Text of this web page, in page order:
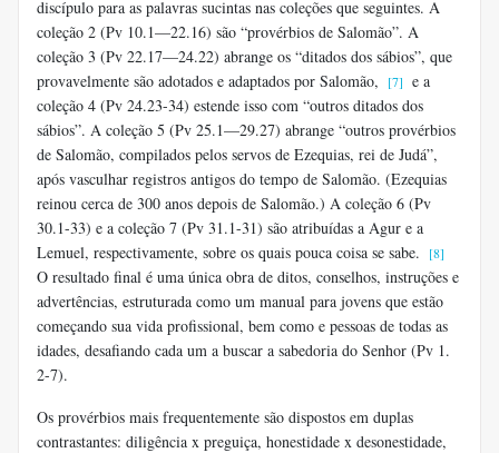
discípulo para as palavras sucintas nas coleções que seguintes. A
coleção 2 (Pv 10.1—22.16) são “provérbios de Salomão”. A
coleção 3 (Pv 22.17—24.22) abrange os “ditados dos sábios”, que
provavelmente são adotados e adaptados por Salomão,
[7] e a
coleção 4 (Pv 24.23-34) estende isso com “outros ditados dos
sábios”. A coleção 5 (Pv 25.1—29.27) abrange “outros provérbios
de Salomão, compilados pelos servos de Ezequias, rei de Judá”,
após vasculhar registros antigos do tempo de Salomão. (Ezequias
reinou cerca de 300 anos depois de Salomão.) A coleção 6 (Pv
30.1-33) e a coleção 7 (Pv 31.1-31) são atribuídas a Agur e a
Lemuel, respectivamente, sobre os quais pouca coisa se sabe.
[8]
O resultado final é uma única obra de ditos, conselhos, instruções e
advertências, estruturada como um manual para jovens que estão
começando sua vida profissional, bem como e pessoas de todas as
idades, desafiando cada um a buscar a sabedoria do Senhor (Pv 1.
2-7).
Os provérbios mais frequentemente são dispostos em duplas
contrastantes: diligência x preguiça, honestidade x desonestidade,